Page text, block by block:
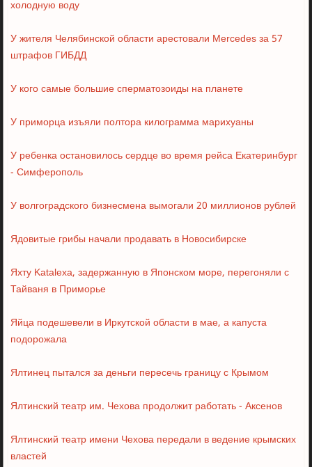
холодную воду
У жителя Челябинской области арестовали Mercedes за 57
штрафов ГИБДД
У кого самые большие сперматозоиды на планете
У приморца изъяли полтора килограмма марихуаны
У ребенка остановилось сердце во время рейса Екатеринбург
- Симферополь
У волгоградского бизнесмена вымогали 20 миллионов рублей
Ядовитые грибы начали продавать в Новосибирске
Яхту Katalexa, задержанную в Японском море, перегоняли с
Тайваня в Приморье
Яйца подешевели в Иркутской области в мае, а капуста
подорожала
Ялтинец пытался за деньги пересечь границу с Крымом
Ялтинский театр им. Чехова продолжит работать - Аксенов
Ялтинский театр имени Чехова передали в ведение крымских
властей